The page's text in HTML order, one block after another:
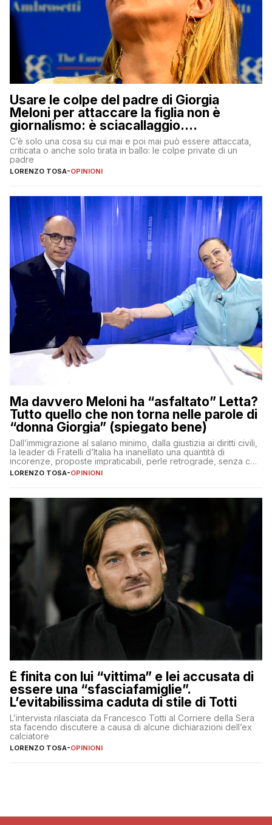
Usare le colpe del padre di Giorgia
Meloni per attaccare la figlia non è
giornalismo: è sciacallaggio.
Dimostriamo di essere diversi
C’è solo una cosa su cui mai e poi mai può essere attaccata,
criticata o anche solo tirata in ballo: le colpe private di un
padre
LORENZO TOSA-OPINIONI
Ma davvero Meloni ha “asfaltato” Letta?
Tutto quello che non torna nelle parole di
“donna Giorgia” (spiegato bene)
Dall’immigrazione al salario minimo, dalla giustizia ai diritti civili,
la leader di Fratelli d’Italia ha inanellato una quantità di
incorenze, proposte impraticabili, perle retrograde, senza che
nessuno – a destra come a sinistra – glielo abbia fatto notare
LORENZO TOSA-OPINIONI
È finita con lui “vittima” e lei accusata di
essere una “sfasciafamiglie”.
L’evitabilissima caduta di stile di Totti
L’intervista rilasciata da Francesco Totti al Corriere della Sera
sta facendo discutere a causa di alcune dichiarazioni dell’ex
calciatore
LORENZO TOSA-OPINIONI